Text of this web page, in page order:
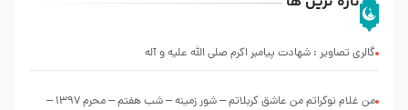
گالری تصاویر : شهادت پیامبر اکرم صلی الله علیه و آله
من غلام نوکراتم من عاشق کربلاتم – شور زمینه – شب هفتم – محرم 1397 –